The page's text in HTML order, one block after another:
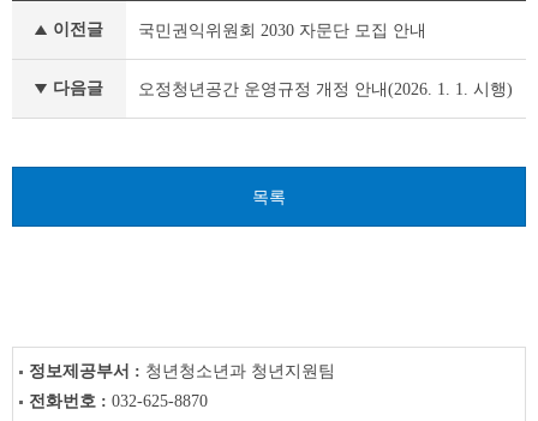
사
글
이전글 국민권익위원회 2030 자문단 모집 안내
다음글 오정청년공간 운영규정 개정 안내(2026. 1. 1. 시행)
목록
정보제공부서 : 청년청소년과 청년지원팀
전화번호 : 032-625-8870